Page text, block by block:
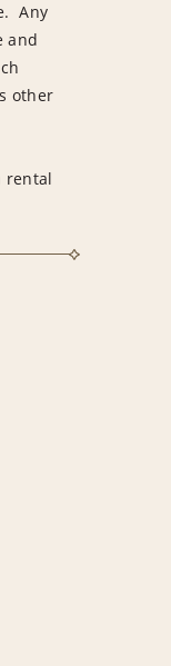
Any
and
other
rental